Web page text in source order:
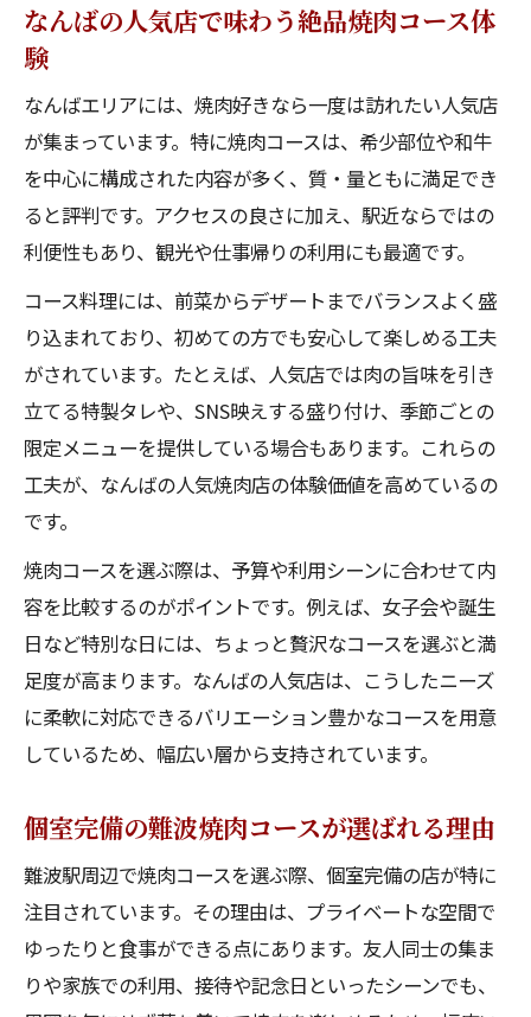
コスパ最強を目指すなら難波焼肉コースが正解
ツ
なんばの人気店でお得に焼肉コースを満喫
安くて美味しい難波焼肉コース選び方ガイ
ド
焼肉食べ放題と飲み放題で満足度アップ
難波駅近でコスパ重視の焼肉コース体験談
人気のなんば焼肉コース選び方のコツ徹底解説
なんばの人気店で押さえるべき選び方ポイ
ント
個室や大衆店など難波焼肉店の特徴比較
コスパ最強焼肉コースを見極めるチェック
焼肉食べ放題が人気の理由と賢い選び方
安くて美味しい焼肉コース選択のポイント
個室で満喫する難波の贅沢焼肉体験とは
なんばの人気店で叶える個室焼肉の魅力
難波焼肉コースは個室空間でさらに楽しめ
プライベート重視なら個室焼肉コースがお
すすめ
コスパも叶う個室付き焼肉コースの選び方
安くて美味しい個室焼肉店が難波で支持さ
れる理由
なんばの人気店で味わう絶品焼肉コース体
験
なんばエリアには、焼肉好きなら一度は訪れたい人気店
が集まっています。特に焼肉コースは、希少部位や和牛
を中心に構成された内容が多く、質・量ともに満足でき
ると評判です。アクセスの良さに加え、駅近ならではの
利便性もあり、観光や仕事帰りの利用にも最適です。
コース料理には、前菜からデザートまでバランスよく盛
り込まれており、初めての方でも安心して楽しめる工夫
がされています。たとえば、人気店では肉の旨味を引き
立てる特製タレや、SNS映えする盛り付け、季節ごとの
限定メニューを提供している場合もあります。これらの
工夫が、なんばの人気焼肉店の体験価値を高めているの
です。
焼肉コースを選ぶ際は、予算や利用シーンに合わせて内
容を比較するのがポイントです。例えば、女子会や誕生
日など特別な日には、ちょっと贅沢なコースを選ぶと満
足度が高まります。なんばの人気店は、こうしたニーズ
に柔軟に対応できるバリエーション豊かなコースを用意
しているため、幅広い層から支持されています。
個室完備の難波焼肉コースが選ばれる理由
難波駅周辺で焼肉コースを選ぶ際、個室完備の店が特に
注目されています。その理由は、プライベートな空間で
ゆったりと食事ができる点にあります。友人同士の集ま
りや家族での利用、接待や記念日といったシーンでも、